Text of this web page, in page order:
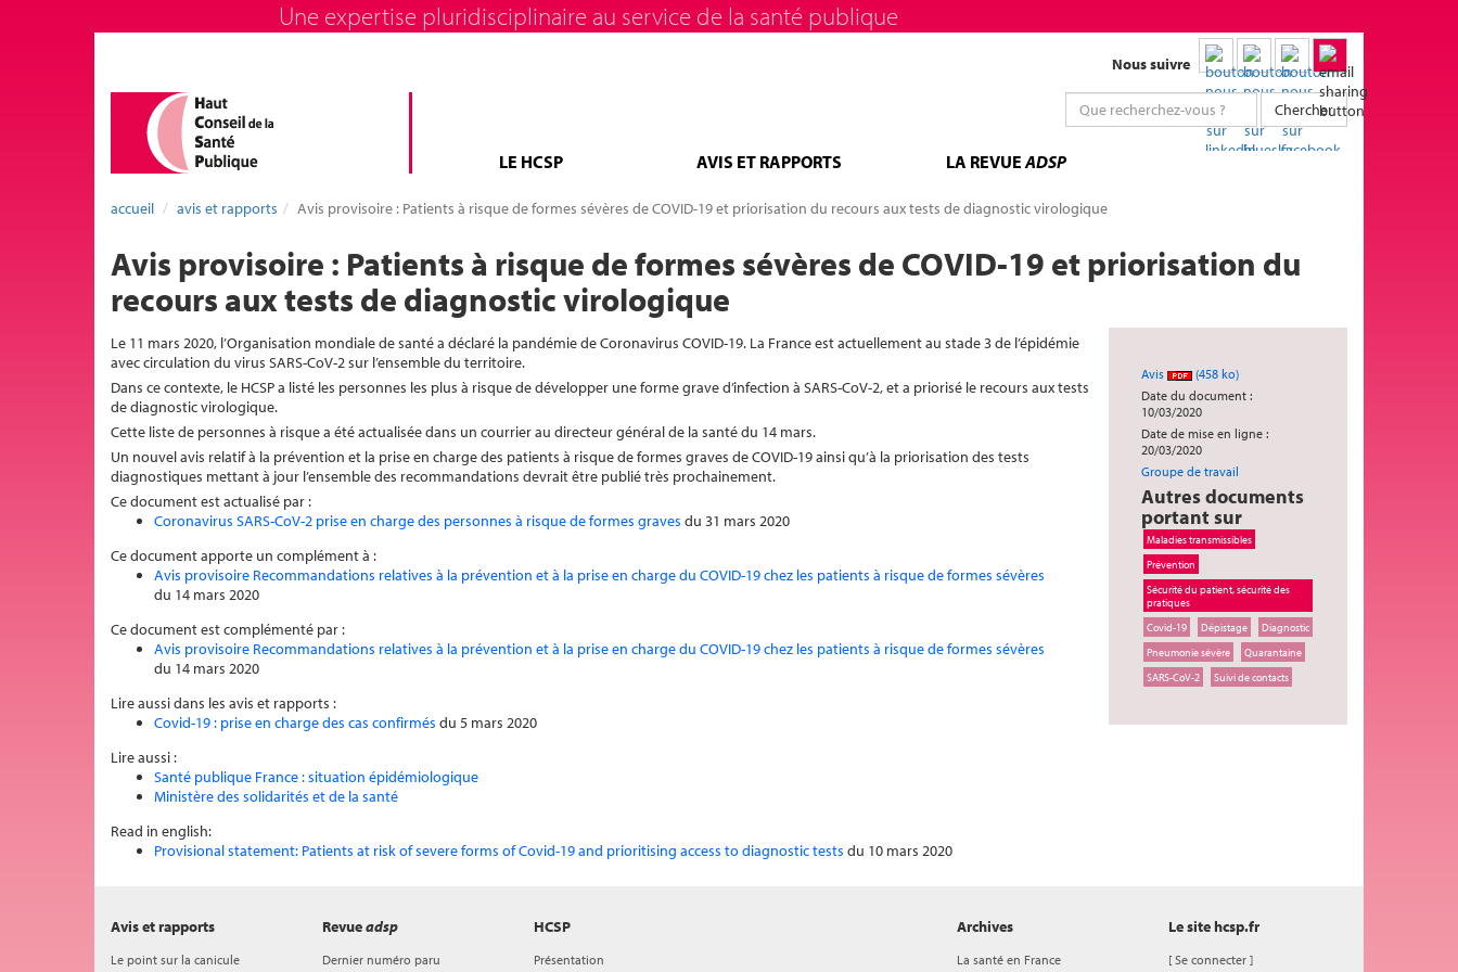
Une expertise pluridisciplinaire au service de la santé publique
Nous suivre
Chercher
LE HCSP AVIS ET RAPPORTS LA REVUEADSP
accueil avis et rapports Avis provisoire : Patients à risque de formes sévères de COVID-19 et priorisation du recours aux tests de diagnostic virologique
Avis provisoire : Patients à risque de formes sévères de COVID-19 et priorisation du
recours aux tests de diagnostic virologique
Avis
(458 ko)
Date du document :
10/03/2020
Date de mise en ligne :
20/03/2020
Groupe de travail
Autres documents
portant sur
Maladies transmissibles
Prévention
Sécurité du patient, sécurité des
pratiques
Covid-19
Dépistage
Diagnostic
Pneumonie sévère
Quarantaine
SARS-CoV-2
Suivi de contacts
Le 11 mars 2020, l’Organisation mondiale de santé a déclaré la pandémie de Coronavirus COVID-19. La France est actuellement au stade 3 de l’épidémie
avec circulation du virus SARS-CoV-2 sur l’ensemble du territoire.
Dans ce contexte, le HCSP a listé les personnes les plus à risque de développer une forme grave d’infection à SARS-CoV-2, et a priorisé le recours aux tests
de diagnostic virologique.
Cette liste de personnes à risque a été actualisée dans un courrier au directeur général de la santé du 14 mars.
Un nouvel avis relatif à la prévention et la prise en charge des patients à risque de formes graves de COVID-19 ainsi qu’à la priorisation des tests
diagnostiques mettant à jour l’ensemble des recommandations devrait être publié très prochainement.
Ce document est actualisé par :
Coronavirus SARS-CoV-2 prise en charge des personnes à risque de formes graves du 31 mars 2020
Ce document apporte un complément à :
Avis provisoire Recommandations relatives à la prévention et à la prise en charge du COVID-19 chez les patients à risque de formes sévères
du 14 mars 2020
Ce document est complémenté par :
Avis provisoire Recommandations relatives à la prévention et à la prise en charge du COVID-19 chez les patients à risque de formes sévères
du 14 mars 2020
Lire aussi dans les avis et rapports :
Covid-19 : prise en charge des cas confirmés du 5 mars 2020
Lire aussi :
Santé publique France : situation épidémiologique
Ministère des solidarités et de la santé
Read in english:
Provisional statement: Patients at risk of severe forms of Covid-19 and prioritising access to diagnostic tests du 10 mars 2020
HCSP
Présentation
Avis et rapports
Le point sur la canicule
Revueadsp
Dernier numéro paru
Archives
La santé en France
Le site hcsp.fr
[Se connecter ]